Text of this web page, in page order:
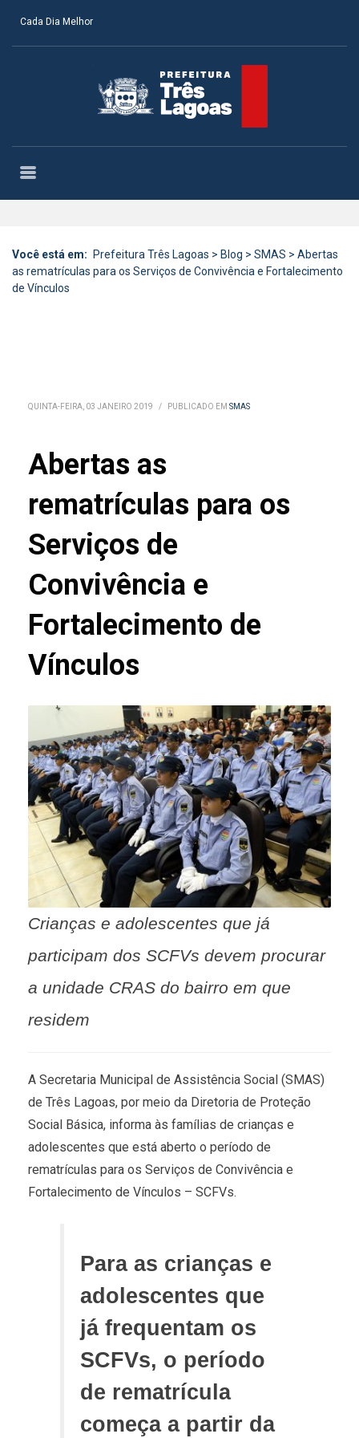
Cada Dia Melhor
Você está em: Prefeitura Três Lagoas > Blog > SMAS > Abertas
as rematrículas para os Serviços de Convivência e Fortalecimento
de Vínculos
QUINTA-FEIRA, 03 JANEIRO 2019 / PUBLICADO EM SMAS
Abertas as
rematrículas para os
Serviços de
Convivência e
Fortalecimento de
Vínculos
Crianças e adolescentes que já
participam dos SCFVs devem procurar
a unidade CRAS do bairro em que
residem
A Secretaria Municipal de Assistência Social (SMAS)
de Três Lagoas, por meio da Diretoria de Proteção
Social Básica, informa às famílias de crianças e
adolescentes que está aberto o período de
rematrículas para os Serviços de Convivência e
Fortalecimento de Vínculos – SCFVs.
Para as crianças e
adolescentes que
já frequentam os
SCFVs, o período
de rematrícula
começa a partir da